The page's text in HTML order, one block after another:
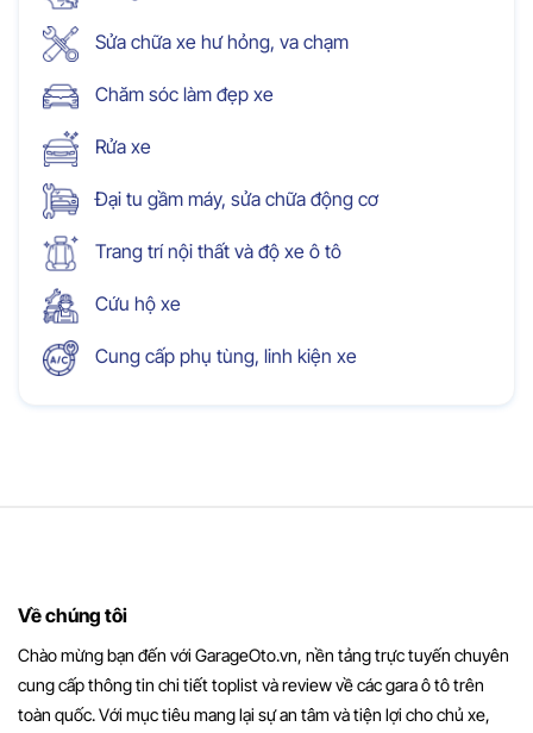
Sửa chữa xe hư hỏng, va chạm
Chăm sóc làm đẹp xe
Rửa xe
Đại tu gầm máy, sửa chữa động cơ
Trang trí nội thất và độ xe ô tô
Cứu hộ xe
Cung cấp phụ tùng, linh kiện xe
Về chúng tôi
Chào mừng bạn đến với GarageOto.vn, nền tảng trực tuyến chuyên
cung cấp thông tin chi tiết toplist và review về các gara ô tô trên
toàn quốc. Với mục tiêu mang lại sự an tâm và tiện lợi cho chủ xe,